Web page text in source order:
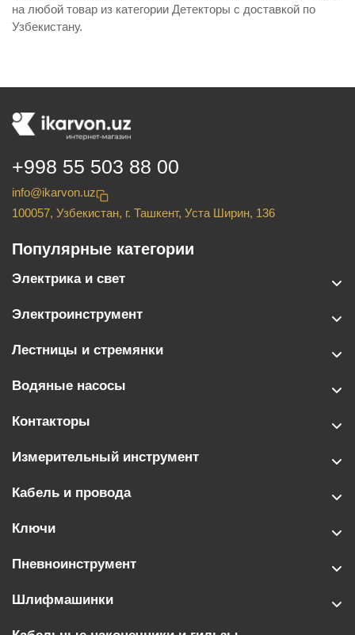
на любой товар из категории Детекторы с доставкой по
Узбекистану.
+998 55 503 88 00
info@ikarvon.uz
100057, Узбекистан, г. Ташкент, Уста Ширин, 136
Популярные категории
Электрика и свет
Электроинструмент
Лестницы и стремянки
Водяные насосы
Контакторы
Измерительный инструмент
Кабель и провода
Ключи
Пневноинструмент
Шлифмашинки